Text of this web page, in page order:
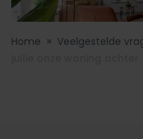
Home » Veelgestelde